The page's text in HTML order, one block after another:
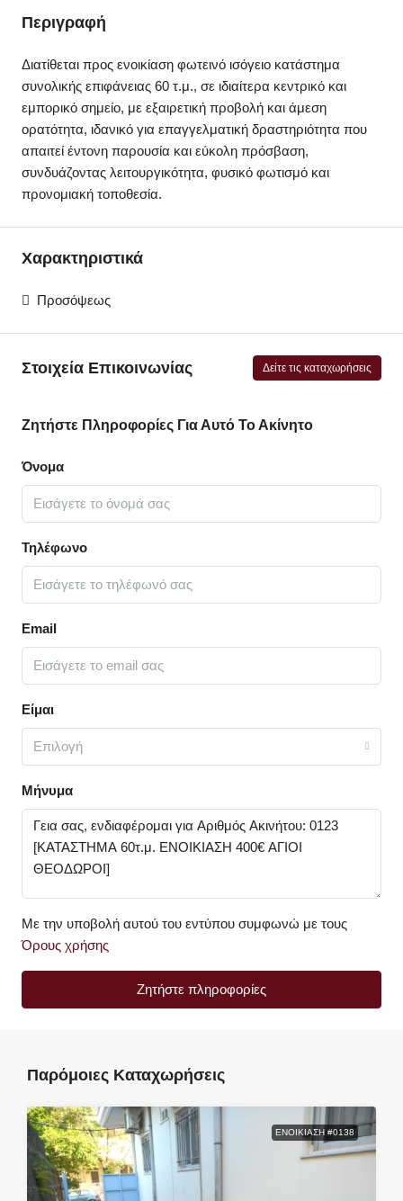
Περιγραφή
Διατίθεται προς ενοικίαση φωτεινό ισόγειο κατάστημα
συνολικής επιφάνειας 60 τ.μ., σε ιδιαίτερα κεντρικό και
εμπορικό σημείο, με εξαιρετική προβολή και άμεση
ορατότητα, ιδανικό για επαγγελματική δραστηριότητα που
απαιτεί έντονη παρουσία και εύκολη πρόσβαση,
συνδυάζοντας λειτουργικότητα, φυσικό φωτισμό και
προνομιακή τοποθεσία.
Χαρακτηριστικά
Προσόψεως
Στοιχεία Επικοινωνίας Δείτε τις καταχωρήσεις
Ζητήστε Πληροφορίες Για Αυτό Το Ακίνητο
Όνομα
Τηλέφωνο
Email
Είμαι
Επιλογή
Μήνυμα
Με την υποβολή αυτού του εντύπου συμφωνώ με τους
Όρους χρήσης
Ζητήστε πληροφορίες
Παρόμοιες Καταχωρήσεις
ΕΝΟΙΚΊΑΣΗ #0138